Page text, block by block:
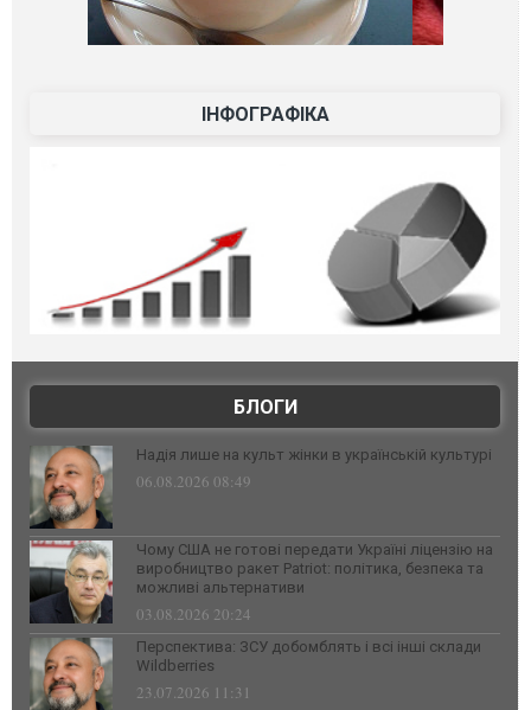
ІНФОГРАФІКА
БЛОГИ
Надія лише на культ жінки в українській культурі
06.08.2026 08:49
Чому США не готові передати Україні ліцензію на
виробництво ракет Patriot: політика, безпека та
можливі альтернативи
03.08.2026 20:24
Перспектива: ЗСУ добомблять і всі інші склади
Wildberries
23.07.2026 11:31